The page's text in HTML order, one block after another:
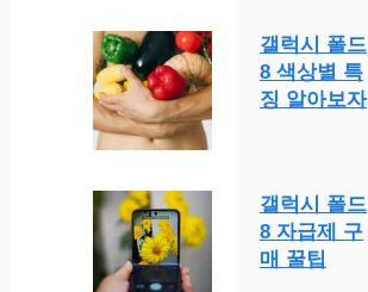
갤럭시 폴드
8 색상별 특
징 알아보자
갤럭시 폴드
8 자급제 구
매 꿀팁